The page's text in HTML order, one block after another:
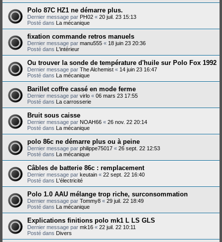
Polo 87C HZ1 ne démarre plus.
Dernier message par PH02 « 20 juil. 23 15:13
Posté dans La mécanique
fixation commande retros manuels
Dernier message par manu555 « 18 juin 23 20:36
Posté dans L'intérieur
Ou trouver la sonde de température d'huile sur Polo Fox 1992
Dernier message par The Alchemist « 14 juin 23 16:47
Posté dans La mécanique
Barillet coffre cassé en mode ferme
Dernier message par virlo « 06 mars 23 17:55
Posté dans La carrosserie
Bruit sous caisse
Dernier message par NOAH66 « 26 nov. 22 20:14
Posté dans La mécanique
polo 86c ne démarre plus ou à peine
Dernier message par philippe75017 « 26 sept. 22 12:53
Posté dans La mécanique
Câbles de batterie 86c : remplacement
Dernier message par keutain « 22 sept. 22 16:40
Posté dans L'électricité
Polo 1.0 AAU mélange trop riche, surconsommation
Dernier message par Tommy8 « 29 juil. 22 18:49
Posté dans La mécanique
Explications finitions polo mk1 L LS GLS
Dernier message par mk16 « 22 juil. 22 10:11
Posté dans Divers